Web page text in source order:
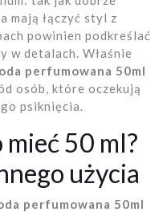
mają łączyć styl z
powinien podkreślać
w detalach. Właśnie
perfumowana 50ml
osób, które oczekują
psiknięcia.
50 ml?
użycia
perfumowana 50ml